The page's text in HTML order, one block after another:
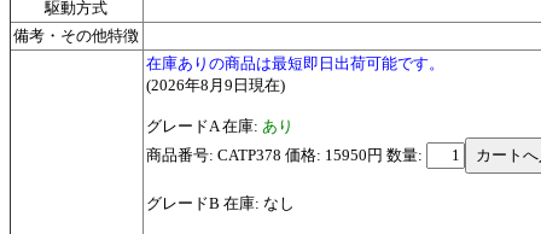
駆動方式
備考・その他特徴
在庫ありの商品は最短即日出荷可能です。
(2026年8月9日現在)
グレードA 在庫: あり
商品番号: CATP378 価格: 15950円 数量:
グレードB 在庫: なし